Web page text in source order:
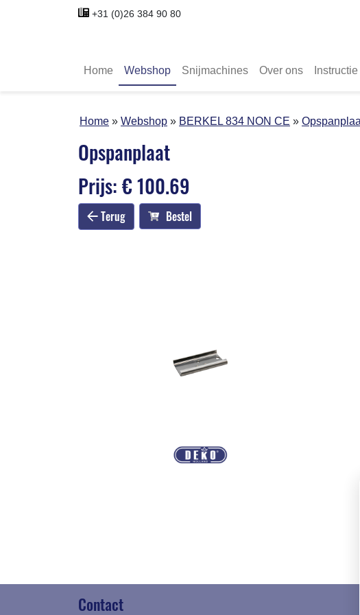
+31 (0)26 384 90 80
Home Webshop Snijmachines Over ons
Home Webshop BERKEL 834 NON CE
Opspanplaat
Prijs: € 100.69
Terug Bestel
Contact